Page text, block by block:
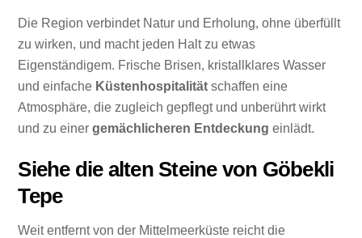
Die Region verbindet Natur und Erholung, ohne überfüllt
zu wirken, und macht jeden Halt zu etwas
Eigenständigem. Frische Brisen, kristallklares Wasser
und einfache Küstenhospitalität schaffen eine
Atmosphäre, die zugleich gepflegt und unberührt wirkt
und zu einergemächlicheren Entdeckung einlädt.
Siehe die alten Steine von Göbekli
Tepe
Weit entfernt von der Mittelmeerküste reicht die